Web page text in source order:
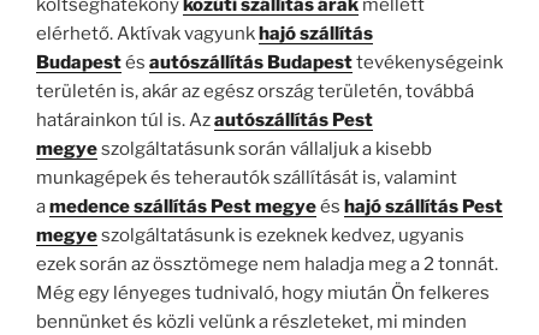
költséghatékonyközúti szállítás árak mellett
elérhető. Aktívak vagyunkhajó szállítás
Budapestés autószállítás Budapesttevékenységeink
területén is, akár az egész ország területén, továbbá
határainkon túl is. Azautószállítás Pest
megyeszolgáltatásunk során vállaljuk a kisebb
munkagépek és teherautók szállítását is, valamint
amedence szállítás Pest megyeés hajó szállítás Pest
megyeszolgáltatásunk is ezeknek kedvez, ugyanis
ezek során az össztömege nem haladja meg a 2 tonnát.
Még egy lényeges tudnivaló, hogy miután Ön felkeres
bennünket és közli velünk a részleteket, mi minden